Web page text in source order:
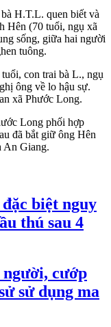
H.T.L. quen biết và
Hên (70 tuổi, ngụ xã
sống, giữa hai người
tuông.
con trai bà L., ngụ
ông về lo hậu sự.
xã Phước Long.
Long phối hợp
đã bắt giữ ông Hên
An Giang.
biệt nguy
thú sau 4
cướp
sử dụng ma